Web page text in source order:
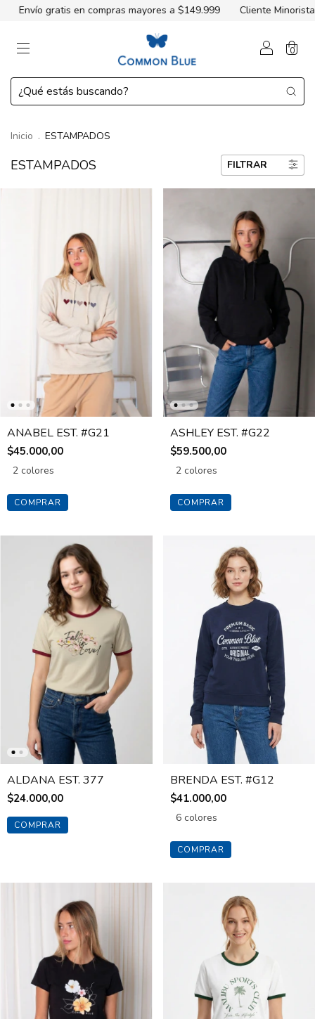
mayores a $149.999 Cliente Minorista: 3 cuotas sin interés
0
Inicio . ESTAMPADOS
ESTAMPADOS FILTRAR
ANABEL EST. #G21
$45.000,00
2 colores
COMPRAR
ASHLEY EST. #G22
$59.500,00
2 colores
COMPRAR
ALDANA EST. 377
$24.000,00
COMPRAR
BRENDA EST. #G12
$41.000,00
6 colores
COMPRAR